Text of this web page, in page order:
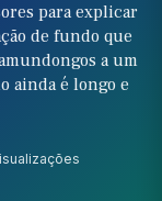
para explicar
de fundo que
a um
ainda é longo e